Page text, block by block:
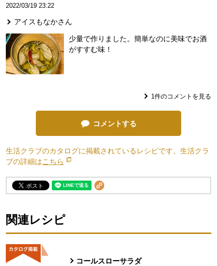
2022/03/19 23:22
アイスもなかさん
少量で作りました。簡単なのに美味でお酒
がすすむ味！
1件のコメントを見る
コメントする
生活クラブのカタログに掲載されているレシピです。生活クラ
ブの詳細はこちら 別のウィンドウで開きます。
関連レシピ
コールスローサラダ